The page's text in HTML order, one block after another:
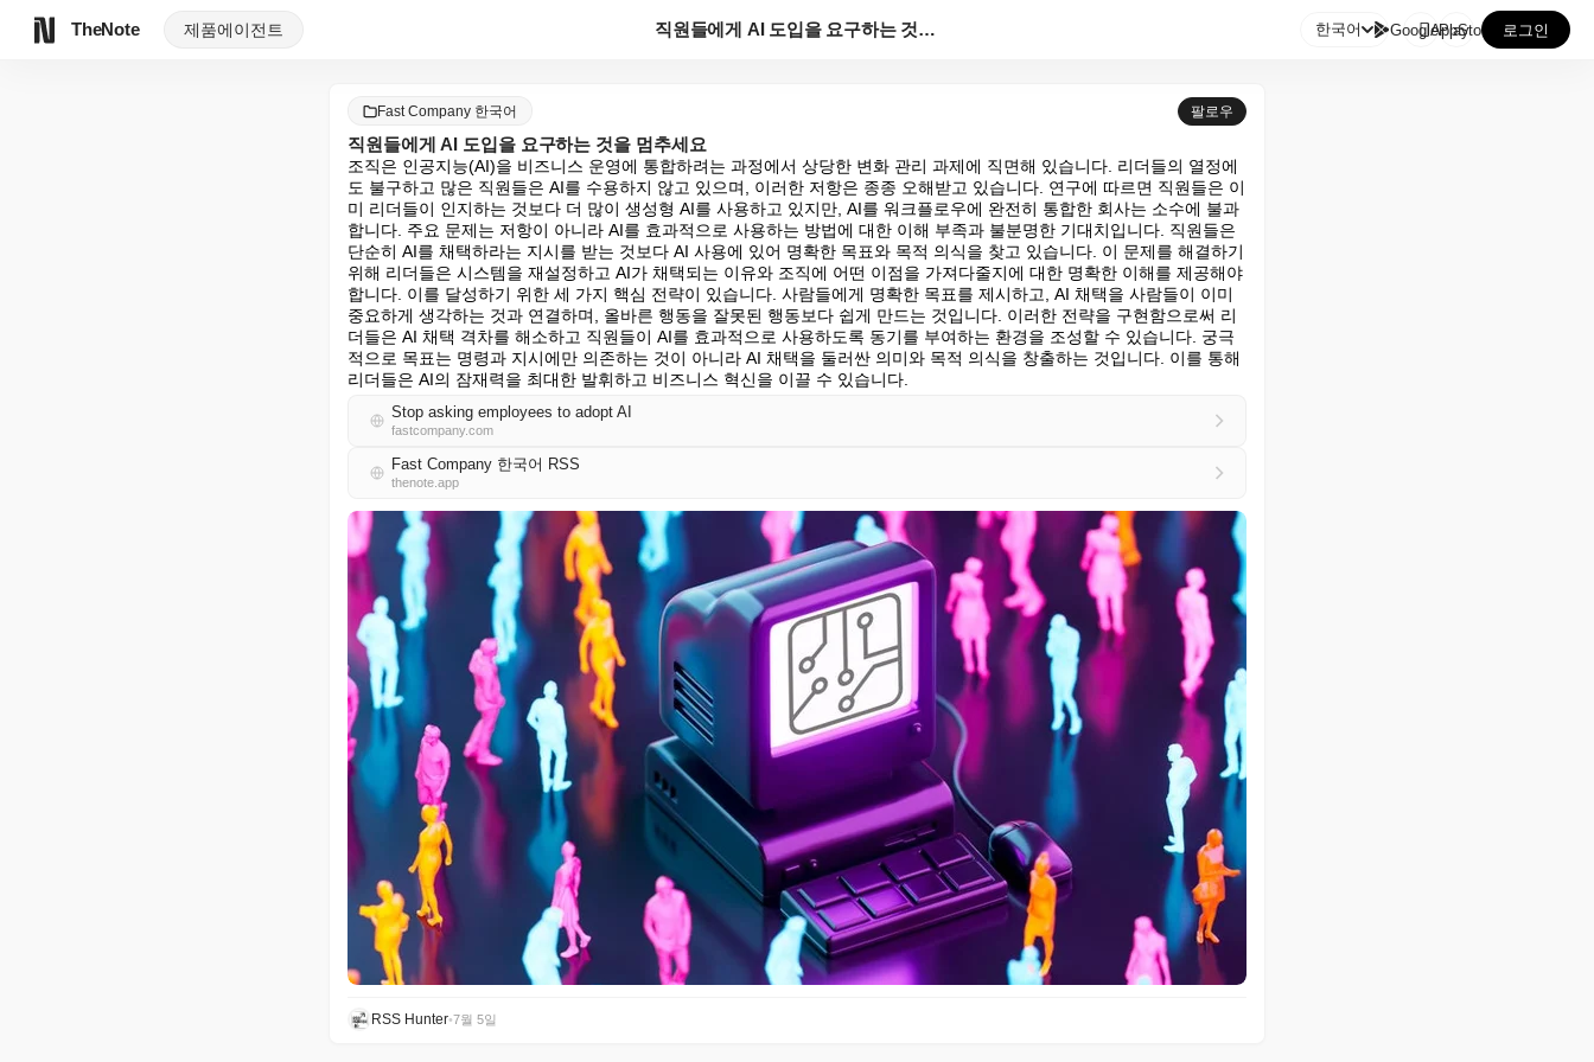
TheNote 제품에이전트 직원들에게 AI 도입을 요구하는 것을 멈추세요 한국어 GooglePlay
AppStore 로그인
Fast Company 한국어 팔로우
직원들에게 AI 도입을 요구하는 것을 멈추세요
조직은 인공지능(AI)을 비즈니스 운영에 통합하려는 과정에서 상당한 변화 관리 과제에 직면해 있습니다. 리더들의 열정에
도 불구하고 많은 직원들은 AI를 수용하지 않고 있으며, 이러한 저항은 종종 오해받고 있습니다. 연구에 따르면 직원들은 이
미 리더들이 인지하는 것보다 더 많이 생성형 AI를 사용하고 있지만, AI를 워크플로우에 완전히 통합한 회사는 소수에 불과
합니다. 주요 문제는 저항이 아니라 AI를 효과적으로 사용하는 방법에 대한 이해 부족과 불분명한 기대치입니다. 직원들은
단순히 AI를 채택하라는 지시를 받는 것보다 AI 사용에 있어 명확한 목표와 목적 의식을 찾고 있습니다. 이 문제를 해결하기
위해 리더들은 시스템을 재설정하고 AI가 채택되는 이유와 조직에 어떤 이점을 가져다줄지에 대한 명확한 이해를 제공해야
합니다. 이를 달성하기 위한 세 가지 핵심 전략이 있습니다. 사람들에게 명확한 목표를 제시하고, AI 채택을 사람들이 이미
중요하게 생각하는 것과 연결하며, 올바른 행동을 잘못된 행동보다 쉽게 만드는 것입니다. 이러한 전략을 구현함으로써 리
더들은 AI 채택 격차를 해소하고 직원들이 AI를 효과적으로 사용하도록 동기를 부여하는 환경을 조성할 수 있습니다. 궁극
적으로 목표는 명령과 지시에만 의존하는 것이 아니라 AI 채택을 둘러싼 의미와 목적 의식을 창출하는 것입니다. 이를 통해
리더들은 AI의 잠재력을 최대한 발휘하고 비즈니스 혁신을 이끌 수 있습니다.
Stop asking employees to adopt AI
fastcompany.com
Fast Company 한국어 RSS
thenote.app
RSS Hunter•7월 5일